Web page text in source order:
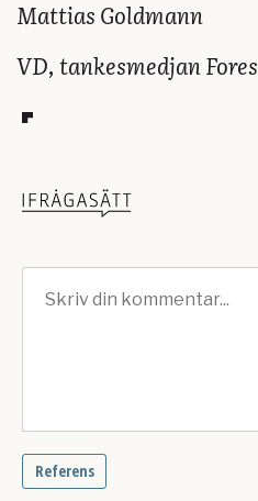
Mattias Goldmann
VD, tankesmedjan Fores